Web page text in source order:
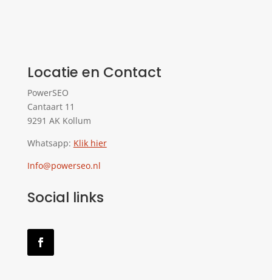
Locatie en Contact
PowerSEO
Cantaart 11
9291 AK Kollum
Whatsapp: Klik hier
Info@powerseo.nl
Social links